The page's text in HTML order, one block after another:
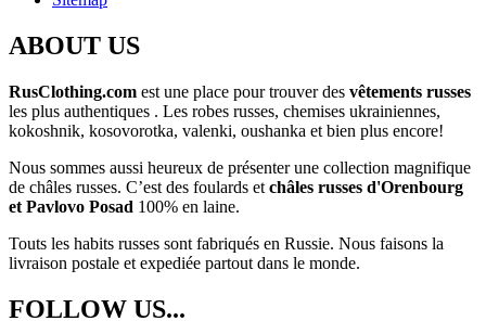
ABOUT US
RusClothing.com est une place pour trouver des vêtements russes
les plus authentiques . Les robes russes, chemises ukrainiennes,
kokoshnik, kosovorotka, valenki, oushanka et bien plus encore!
Nous sommes aussi heureux de présenter une collection magnifique
de châles russes. C’est des foulards et châles russes d'Orenbourg
et Pavlovo Posad 100% en laine.
Touts les habits russes sont fabriqués en Russie. Nous faisons la
livraison postale et expediée partout dans le monde.
FOLLOW US...